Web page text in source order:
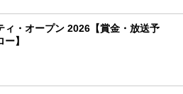
ィ・オープン 2026【賞金・放送予
】